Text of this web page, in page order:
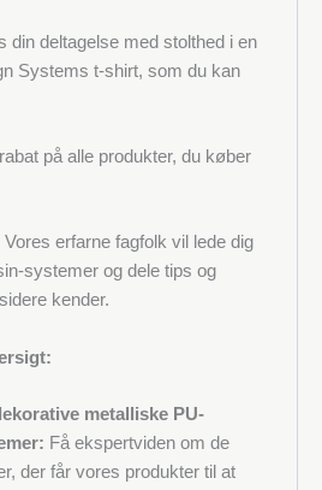
din deltagelse med stolthed i en
Systems t-shirt, som du kan
på alle produkter, du køber
Vores erfarne fagfolk vil lede dig
systemer og dele tips og
kender.
metalliske PU-
Få ekspertviden om de
der får vores produkter til at